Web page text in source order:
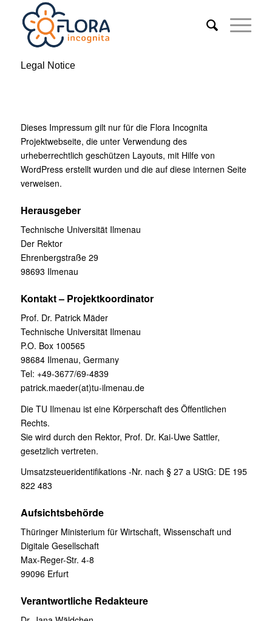
Legal Notice
Dieses Impressum gilt nur für die Flora Incognita
Projektwebseite, die unter Verwendung des
urheberrechtlich geschützen Layouts, mit Hilfe von
WordPress erstellt wurden und die auf diese internen Seite
verweisen.
Herausgeber
Technische Universität Ilmenau
Der Rektor
Ehrenbergstraße 29
98693 Ilmenau
Kontakt – Projektkoordinator
Prof. Dr. Patrick Mäder
Technische Universität Ilmenau
P.O. Box 100565
98684 Ilmenau, Germany
Tel: +49-3677/69-4839
patrick.maeder(at)tu-ilmenau.de
Die TU Ilmenau ist eine Körperschaft des Öffentlichen
Rechts.
Sie wird durch den Rektor, Prof. Dr. Kai-Uwe Sattler,
gesetzlich vertreten.
Umsatzsteueridentifikations -Nr. nach § 27 a UStG: DE 195
822 483
Aufsichtsbehörde
Thüringer Ministerium für Wirtschaft, Wissenschaft und
Digitale Gesellschaft
Max-Reger-Str. 4-8
99096 Erfurt
Verantwortliche Redakteure